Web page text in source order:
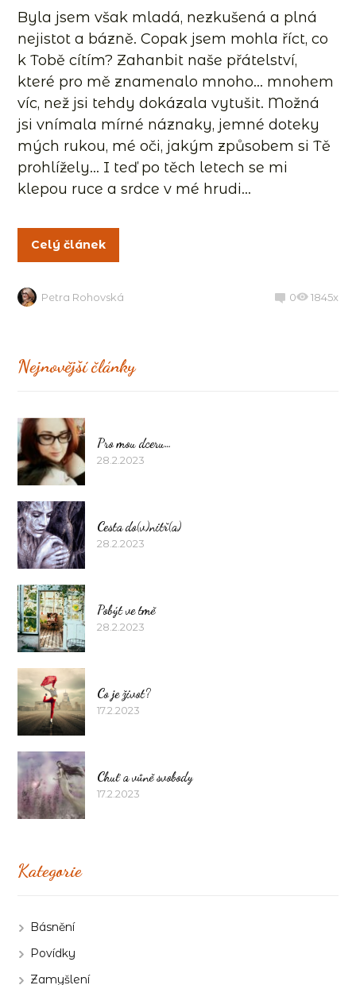
Byla jsem však mladá, nezkušená a plná
nejistot a bázně. Copak jsem mohla říct, co
k Tobě cítím? Zahanbit naše přátelství,
které pro mě znamenalo mnoho… mnohem
víc, než jsi tehdy dokázala vytušit. Možná
jsi vnímala mírné náznaky, jemné doteky
mých rukou, mé oči, jakým způsobem si Tě
prohlížely… I teď po těch letech se mi
klepou ruce a srdce v mé hrudi...
Celý článek
Petra Rohovská 0 1845x
Nejnovější články
Pro mou dceru…
28.2.2023
Cesta do(v)nitř(a)
28.2.2023
Pobýt ve tmě
28.2.2023
Co je život?
17.2.2023
Chuť a vůně svobody
17.2.2023
Kategorie
Básnění
Povídky
Zamyšlení